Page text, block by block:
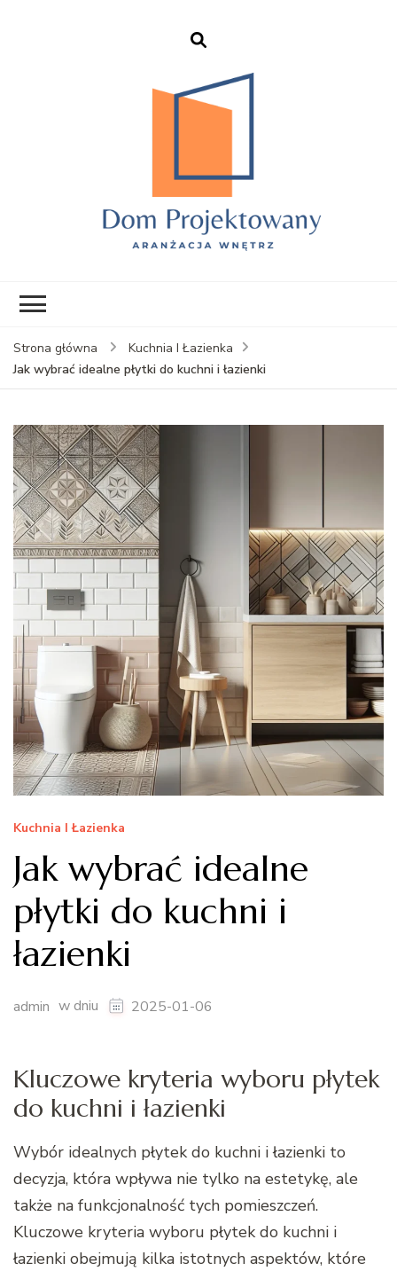
Strona główna
Kuchnia I Łazienka
Jak wybrać idealne płytki do kuchni i łazienki
Kuchnia I Łazienka
Jak wybrać idealne
płytki do kuchni i
łazienki
admin w dniu 2025-01-06
Kluczowe kryteria wyboru płytek
do kuchni i łazienki
Wybór idealnych płytek do kuchni i łazienki to
decyzja, która wpływa nie tylko na estetykę, ale
także na funkcjonalność tych pomieszczeń.
Kluczowe kryteria wyboru płytek do kuchni i
łazienki obejmują kilka istotnych aspektów, które